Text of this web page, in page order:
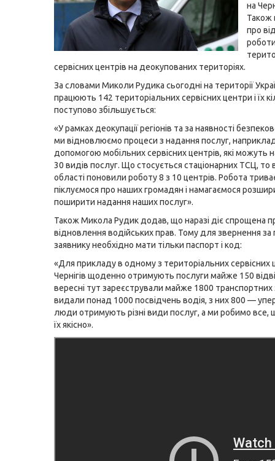
на
Також
про
сервісних центрів на деокупованих територіях.
За словами Миколи Рудика сьогодні на території
працюють 142 територіальних сервісних центри і їх
поступово збільшується:
«У рамках деокупації регіонів та за наявності
ми відновлюємо процеси з надання послуг,
допомогою мобільних сервісних центрів, які можуть
30 видів послуг. Що стосується стаціонарних ТСЦ, то
області поновили роботу 8 з 10 центрів. Робота
піклуємося про наших громадян і намагаємося
поширити надання наших послуг».
Також Микола Рудик додав, що наразі діє спрощена
відновлення водійських прав. Тому для звернення за
заявнику необхідно мати тільки паспорт і код:
«Для прикладу в одному з територіальних сервісних
Чернігів щоденно отримують послуги майже 150
вересні тут зареєстрували майже 1800 транспортних
видали понад 1000 посвідчень водія, з них 800 —
люди отримують різні види послуг, а ми робимо все,
їх якісно».